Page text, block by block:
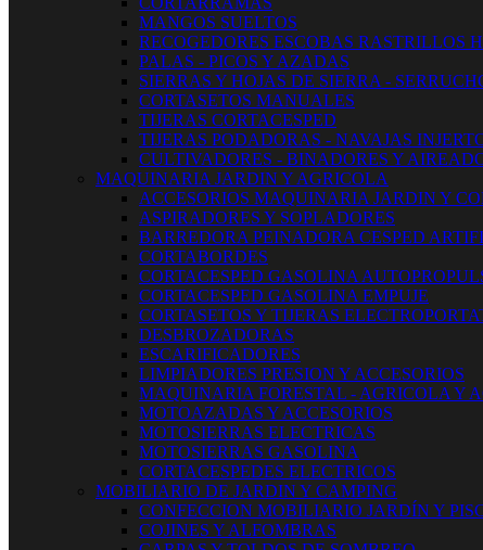
MANGOS SUELTOS
RECOGEDORES ESCOBAS RASTRILLOS
PALAS - PICOS Y AZADAS
SIERRAS Y HOJAS DE SIERRA -
CORTASETOS MANUALES
TIJERAS CORTACESPED
TIJERAS PODADORAS - NAVAJAS
CULTIVADORES - BINADORES Y
MAQUINARIA JARDIN Y AGRICOLA
ACCESORIOS MAQUINARIA JARDIN Y
ASPIRADORES Y SOPLADORES
BARREDORA PEINADORA CESPED
CORTABORDES
CORTACESPED GASOLINA
CORTACESPED GASOLINA EMPUJE
CORTASETOS Y TIJERAS
DESBROZADORAS
ESCARIFICADORES
LIMPIADORES PRESION Y ACCESORIOS
MAQUINARIA FORESTAL - AGRICOLA Y
MOTOAZADAS Y ACCESORIOS
MOTOSIERRAS ELECTRICAS
MOTOSIERRAS GASOLINA
CORTACESPEDES ELECTRICOS
MOBILIARIO DE JARDIN Y CAMPING
CONFECCION MOBILIARIO JARDÍN Y
COJINES Y ALFOMBRAS